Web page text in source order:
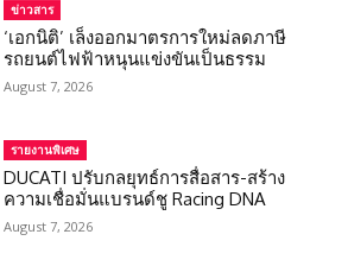
ข่าวสาร
‘เอกนิติ’ เล็งออกมาตรการใหม่ลดภาษี
รถยนต์ไฟฟ้าหนุนแข่งขันเป็นธรรม
August 7, 2026
รายงานพิเศษ
DUCATI ปรับกลยุทธ์การสื่อสาร-สร้าง
ความเชื่อมั่นแบรนด์ชู Racing DNA
August 7, 2026